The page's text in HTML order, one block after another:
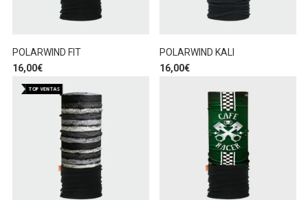
POLARWIND FIT
16,00€
POLARWIND KALI
16,00€
TOP VENTAS